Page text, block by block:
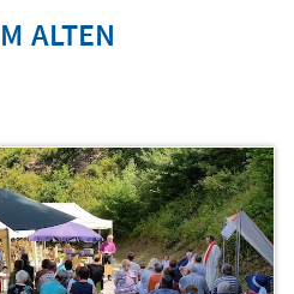
alten